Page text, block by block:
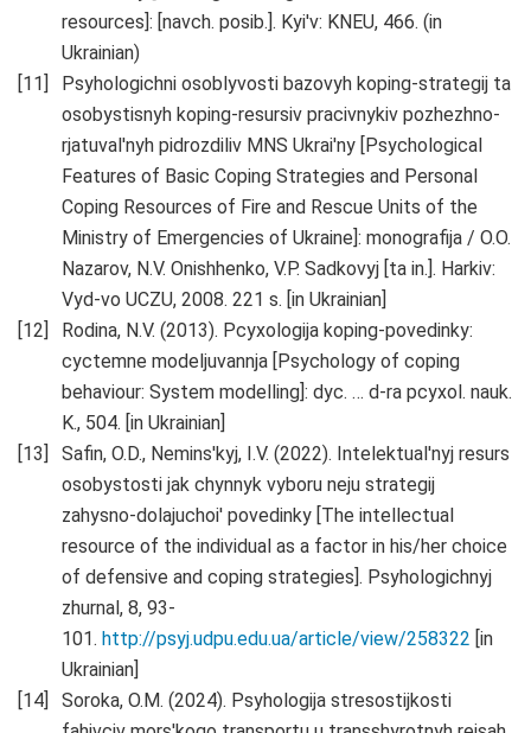
resources]: [navch. posib.]. Kyi'v: KNEU, 466. (in
Ukrainian)
Psyhologichni osoblyvosti bazovyh koping-strategij ta
osobystisnyh koping-resursiv pracivnykiv pozhezhno-
rjatuval'nyh pidrozdiliv MNS Ukrai'ny [Psychological
Features of Basic Coping Strategies and Personal
Coping Resources of Fire and Rescue Units of the
Ministry of Emergencies of Ukraine]: monografija / O.O.
Nazarov, N.V. Onishhenko, V.P. Sadkovyj [ta in.]. Harkiv:
Vyd-vo UCZU, 2008. 221 s. [in Ukrainian]
Rodina, N.V. (2013). Pcyxologija koping-povedinky:
cyctemne modeljuvannja [Psychology of coping
behaviour: System modelling]: dyc. … d-ra pcyxol. nauk.
K., 504. [in Ukrainian]
Safin, O.D., Nemins'kyj, I.V. (2022). Intelektual'nyj resurs
osobystosti jak chynnyk vyboru neju strategij
zahysno-dolajuchoi' povedinky [The intellectual
resource of the individual as a factor in his/her choice
of defensive and coping strategies]. Psyhologichnyj
zhurnal, 8, 93-
101. http://psyj.udpu.edu.ua/article/view/258322 [in
Ukrainian]
Soroka, O.M. (2024). Psyhologija stresostijkosti